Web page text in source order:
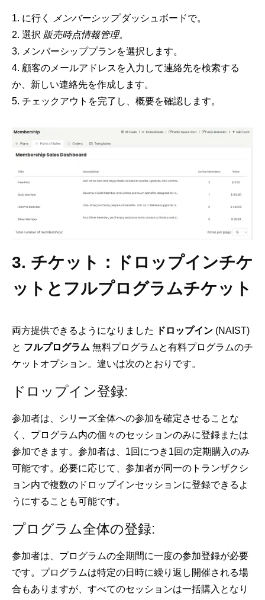
に行く メンバーシップダッシュボードで。
選択 販売時点情報管理。
メンバーシッププランを選択します。
顧客のメールアドレスを入力して連絡先を検索する
か、新しい連絡先を作成します。
チェックアウトを完了し、概要を確認します。
3. チケット：ドロップインチケ
ットとフルプログラムチケット
両方提供できるようになりました ドロップイン (NAIST)
と フルプログラム 無料プログラムと有料プログラムのチ
ケットオプション。違いは次のとおりです。
ドロップイン登録:
参加者は、シリーズ全体への参加を確定させることな
く、プログラム内の個々のセッションのみに登録または
参加できます。参加者は、1回につき1回の定期購入のみ
可能です。必要に応じて、参加者が同一のトランザクシ
ョン内で複数のドロップインセッションに登録できるよ
うにすることも可能です。
プログラム全体の登録:
参加者は、プログラムの全期間に一度の参加登録が必要
です。プログラムは特定の日時に繰り返し開催される場
合もありますが、すべてのセッションは一括購入となり